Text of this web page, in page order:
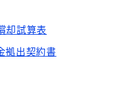
却試算表
拠出契約書